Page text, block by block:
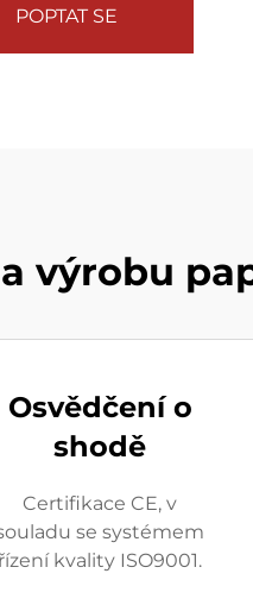
POPTAT SE
výrobu
Osvědčení o
shodě
Certifikace CE, v
se systémem
řízení kvality ISO9001.